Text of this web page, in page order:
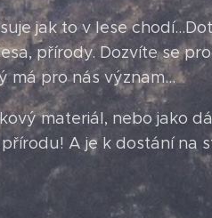
jak to v lese
přírody. Dozvíte se
má pro nás význam...
materiál, nebo jako
A je k dostání na